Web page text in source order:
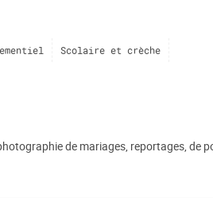
Scolaire et crèche
de mariages, reportages, de